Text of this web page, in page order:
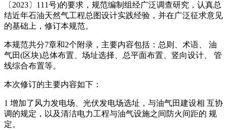
〔2023〕111号)的要求，规范编制组经广泛调查研究，认真总
结近年石油天然气工程总图设计实践经验，并在广泛征求意见
的基础上，修订本规范。
本规范共分7章和2个附录，主要内容包括：总则、术语、 油
气田(区块)总体布置、场址选择、总平面布置、竖向设计、 管
线综合布置等。
本次修订的主要内容如下：
1 增加了风力发电场、光伏发电场选址，与油气田建设相 互协
调的规定，以及清洁电力工程与油气设施之间防火间距的 规
定。